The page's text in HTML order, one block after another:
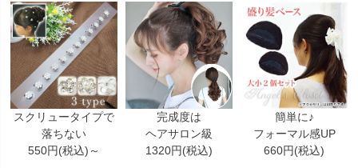
スクリュータイプで
落ちない
550円(税込)～
完成度は
ヘアサロン級
1320円(税込)
簡単に♪
フォーマル感UP
660円(税込)